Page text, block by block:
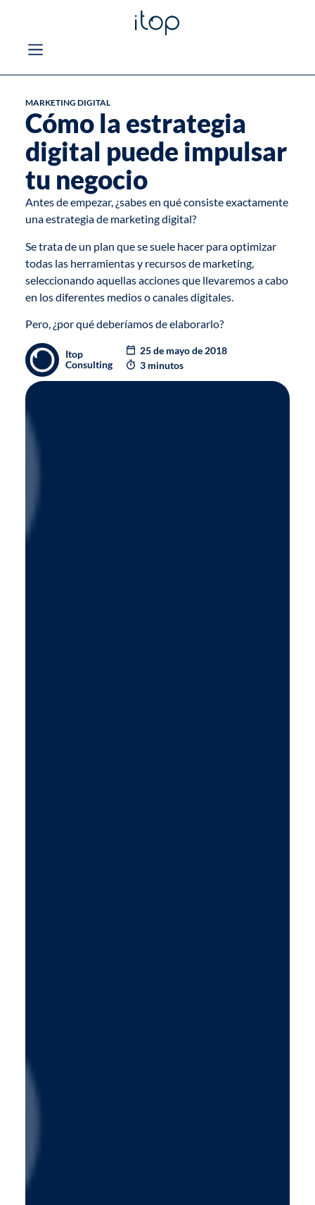
MARKETING DIGITAL
Cómo la estrategia
digital puede impulsar
tu negocio
Antes de empezar, ¿sabes en qué consiste exactamente
una estrategia demarketing digital?
Se trata de un plan que se suele hacer para optimizar
todas las herramientas y recursos de marketing,
seleccionando aquellas acciones que llevaremos a cabo
en los diferentes medios o canales digitales.
Pero, ¿por qué deberíamos de elaborarlo?
Itop
Consulting
25 de mayo de 2018
3 minutos